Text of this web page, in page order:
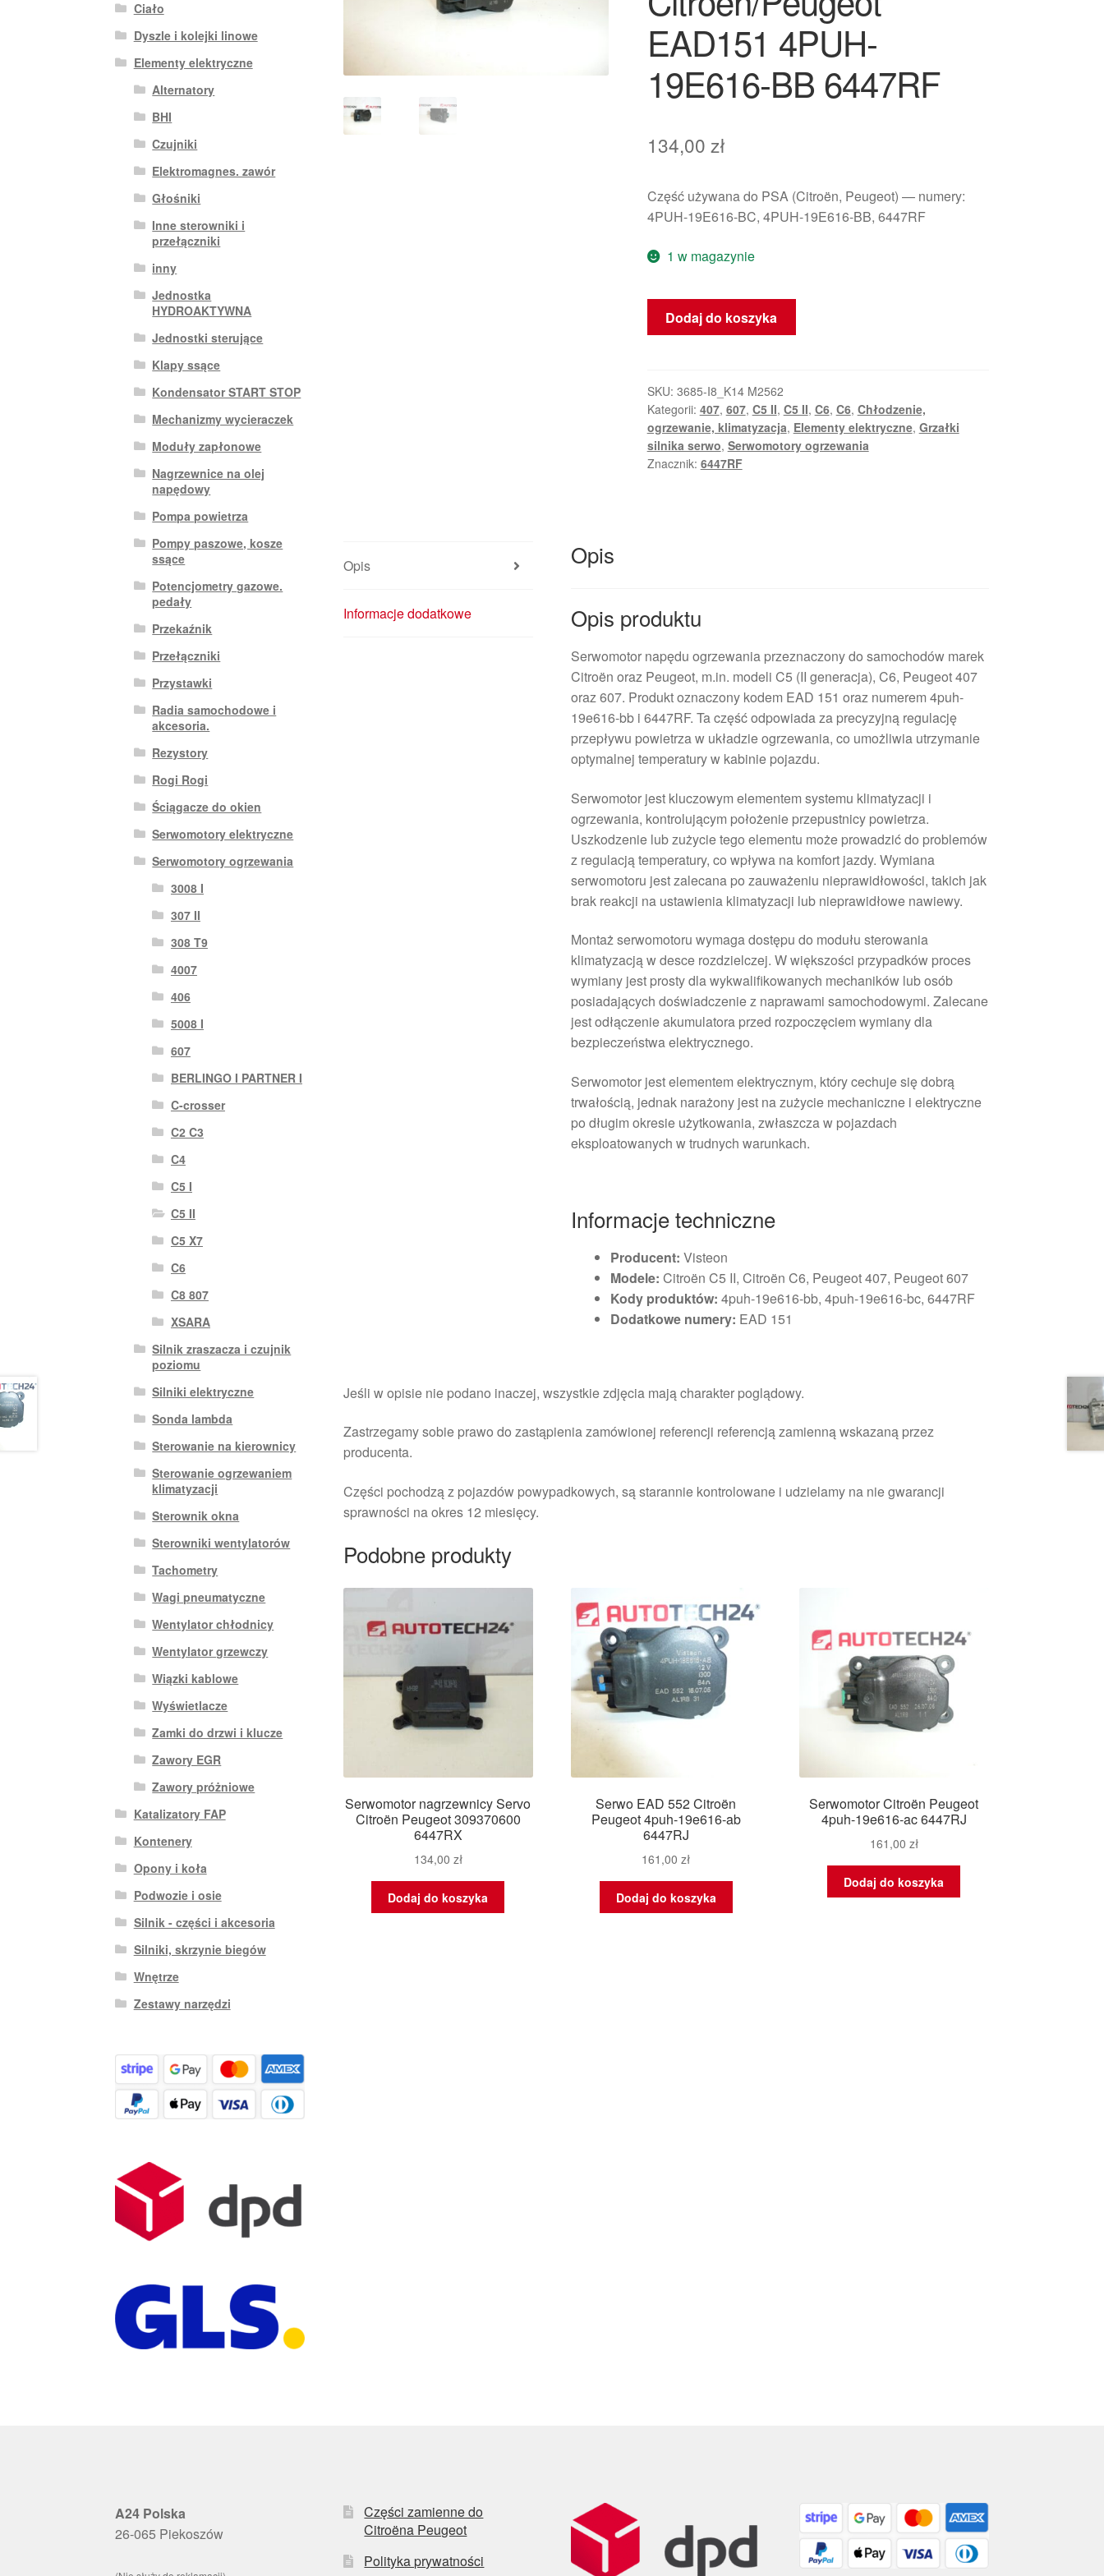
EAD151 4PUH-
19E616-BB 6447RF
134,00 zł
Część używana do PSA (Citroën, Peugeot) — numery:
4PUH-19E616-BC, 4PUH-19E616-BB, 6447RF
1 w magazynie
ilość
Serwomotor
Citroën/Peugeot
EAD151
4PUH-
19E616-
BB
Dodaj do koszyka
SKU: 3685-I8_K14 M2562
Kategorii: 407, 607, C5 II, C5 II, C6, C6, Chłodzenie,
ogrzewanie, klimatyzacja, Elementy elektryczne, Grzałki
silnika serwo, Serwomotory ogrzewania
Znacznik: 6447RF
Opis
Informacje dodatkowe
Opis
Opis produktu
Serwomotor napędu ogrzewania przeznaczony do samochodów marek
Citroën oraz Peugeot, m.in. modeli C5 (II generacja), C6, Peugeot 407
oraz 607. Produkt oznaczony kodem EAD 151 oraz numerem 4puh-
19e616-bb i 6447RF. Ta część odpowiada za precyzyjną regulację
przepływu powietrza w układzie ogrzewania, co umożliwia utrzymanie
optymalnej temperatury w kabinie pojazdu.
Serwomotor jest kluczowym elementem systemu klimatyzacji i
ogrzewania, kontrolującym położenie przepustnicy powietrza.
Uszkodzenie lub zużycie tego elementu może prowadzić do problemów
z regulacją temperatury, co wpływa na komfort jazdy. Wymiana
serwomotoru jest zalecana po zauważeniu nieprawidłowości, takich jak
brak reakcji na ustawienia klimatyzacji lub nieprawidłowe nawiewy.
Montaż serwomotoru wymaga dostępu do modułu sterowania
klimatyzacją w desce rozdzielczej. W większości przypadków proces
wymiany jest prosty dla wykwalifikowanych mechaników lub osób
posiadających doświadczenie z naprawami samochodowymi. Zalecane
jest odłączenie akumulatora przed rozpoczęciem wymiany dla
bezpieczeństwa elektrycznego.
Serwomotor jest elementem elektrycznym, który cechuje się dobrą
trwałością, jednak narażony jest na zużycie mechaniczne i elektryczne
po długim okresie użytkowania, zwłaszcza w pojazdach
eksploatowanych w trudnych warunkach.
Informacje techniczne
Producent: Visteon
Modele: Citroën C5 II, Citroën C6, Peugeot 407, Peugeot 607
Kody produktów: 4puh-19e616-bb, 4puh-19e616-bc, 6447RF
Dodatkowe numery: EAD 151
Jeśli w opisie nie podano inaczej, wszystkie zdjęcia mają charakter poglądowy.
Zastrzegamy sobie prawo do zastąpienia zamówionej referencji referencją zamienną wskazaną przez
producenta.
Części pochodzą z pojazdów powypadkowych, są starannie kontrolowane i udzielamy na nie gwarancji
sprawności na okres 12 miesięcy.
Podobne produkty
Serwomotor nagrzewnicy Servo
Citroën Peugeot 309370600
6447RX
134,00 zł
Dodaj do koszyka
Serwo EAD 552 Citroën
Peugeot 4puh-19e616-ab
6447RJ
161,00zł
Dodaj do koszyka
Serwomotor Citroën Peugeot
4puh-19e616-ac 6447RJ
161,00 zł
Dodaj do koszyka
Ciało
Dyszle i kolejki linowe
Elementy elektryczne
Alternatory
BHI
Czujniki
Elektromagnes. zawór
Głośniki
Inne sterowniki i
przełączniki
inny
Jednostka
HYDROAKTYWNA
Jednostki sterujące
Klapy ssące
Kondensator START STOP
Mechanizmy wycieraczek
Moduły zapłonowe
Nagrzewnice na olej
napędowy
Pompa powietrza
Pompy paszowe, kosze
ssące
Potencjometry gazowe.
pedały
Przekaźnik
Przełączniki
Przystawki
Radia samochodowe i
akcesoria.
Rezystory
Rogi Rogi
Ściągacze do okien
Serwomotory elektryczne
Serwomotory ogrzewania
3008 I
307 II
308 T9
4007
406
5008 I
607
BERLINGO I PARTNER I
C-crosser
C2 C3
C4
C5 I
C5 II
C5 X7
C6
C8 807
XSARA
Silnik zraszacza i czujnik
poziomu
Silniki elektryczne
Sonda lambda
Sterowanie na kierownicy
Sterowanie ogrzewaniem
klimatyzacji
Sterownik okna
Sterowniki wentylatorów
Tachometry
Wagi pneumatyczne
Wentylator chłodnicy
Wentylator grzewczy
Wiązki kablowe
Wyświetlacze
Zamki do drzwi i klucze
Zawory EGR
Zawory próżniowe
Katalizatory FAP
Kontenery
Opony i koła
Podwozie i osie
Silnik - części i akcesoria
Silniki, skrzynie biegów
Wnętrze
Zestawy narzędzi
A24 Polska
26-065 Piekoszów
Części zamienne do
Citroëna Peugeot
Polityka prywatności